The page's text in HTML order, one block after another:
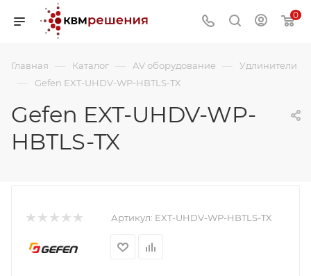
0
Главная — Каталог — AV оборудование — Удлинители
— Gefen EXT-UHDV-WP-HBTLS-TX
Gefen EXT-UHDV-WP-
HBTLS-TX
Артикул: EXT-UHDV-WP-HBTLS-TX